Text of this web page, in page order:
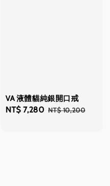
VA 液體貓純銀開口戒
Sale
NT$ 7,280 Regular
NT$ 10,200